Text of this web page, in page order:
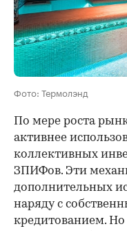
Фото: Термолэнд
По мере роста
активнее
коллективных
ЗПИФов. Эти
дополнительных
наряду с
кредитованием.